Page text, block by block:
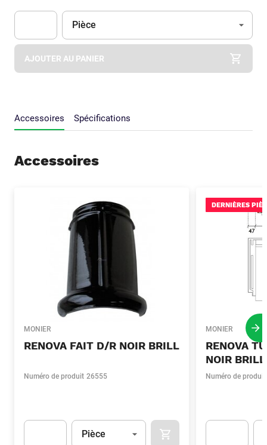
Apok.Product.Detail.AddToCart.Quantity (Optionnel)
Unité
Pièce
AJOUTER AU PANIER
Accessoires Spécifications
Accessoires
MONIER
RENOVA FAIT D/R NOIR BRILL
Numéro de produit 26555
Unité
Pièce AJOUTER AU PANIER
DERNIÈRES
MONIER
RENOVA
NOIR BRILL
Numéro de produit